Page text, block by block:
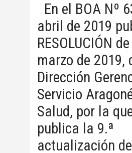
En el BOA Nº
abril de 2019
RESOLUCIÓN
marzo de 2019,
Dirección
Servicio
Salud, por la
publica la 9.ª
actualización